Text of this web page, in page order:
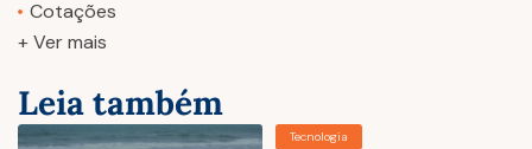
Cotações
+ Ver mais
Leia também
Tecnologia